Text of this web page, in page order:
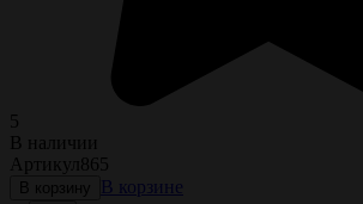
5
В наличии
Артикул 865
В корзину В корзине